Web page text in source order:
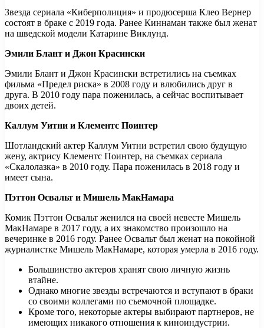
Звезда сериала «Киберполиция» и продюсерша Клео Вернер
состоят в браке с 2019 года. Ранее Киннаман также был женат
на шведской модели Катарине Виклунд.
Эмили Блант и Джон Красински
Эмили Блант и Джон Красински встретились на съемках
фильма «Предел риска» в 2008 году и влюбились друг в
друга. В 2010 году пара поженилась, а сейчас воспитывает
двоих детей.
Каллум Уитни и Клементс Поинтер
Шотландский актер Каллум Уитни встретил свою будущую
жену, актрису Клементс Поинтер, на съемках сериала
«Скалолазка» в 2010 году. Пара поженилась в 2018 году и
имеет сына.
Пэттон Освальт и Мишель МакНамара
Комик Пэттон Освальт женился на своей невесте Мишель
МакНамаре в 2017 году, а их знакомство произошло на
вечеринке в 2016 году. Ранее Освальт был женат на покойной
журналистке Мишель МакНамаре, которая умерла в 2016 году.
Большинство актеров хранят свою личную жизнь
втайне.
Однако многие звезды встречаются и вступают в браки
со своими коллегами по съемочной площадке.
Кроме того, некоторые актеры выбирают партнеров, не
имеющих никакого отношения к киноиндустрии.